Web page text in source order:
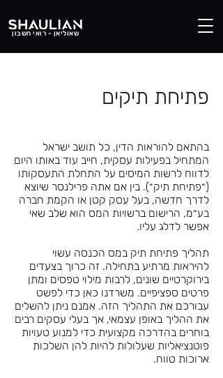
שאוליאן - רואי חשבון
פתיחת תיקים
בהתאם להוראות הדין, כל תושב ישראל
המתחיל בפעילות עסקית, חייב עוד באותו היום
לדווח לרשות המיסים על התחלת התעסקותו
(״פתיחת תיק״). בין אם אתה פרילנסר שיוצא
לדרך חדשה, בעל עסק קטן או הקמת חברה
בע״מ, הרישום ברשויות המס הוא שלב שאי
אפשר לדלג עליו.
תהליך פתיחת תיק במס הכנסה עשוי
להיראות מרתיע בתחילה. זה כרוך בצעדים
בירוקרטיים שונים, לרבות מילוי טפסים ומתן
פרטים ספציפיים. משרדנו כאן כדי לפשט
עבורכם את התהליך הזה. אמנם ניתן להשלים
את ההליך באופן עצמאי, אך בעלי עסקים רבים
בוחרים בהדרכה מקצועית כדי למנוע טעויות
פוטנציאליות שעלולות להיות להן השלכות
ארוכות טווח.